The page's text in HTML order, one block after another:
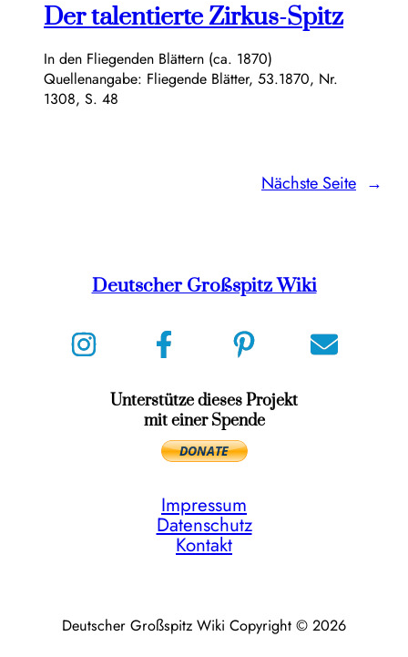
Der talentierte Zirkus-Spitz
In den Fliegenden Blättern (ca. 1870)
Quellenangabe: Fliegende Blätter, 53.1870, Nr.
1308, S. 48
Nächste Seite →
Deutscher Großspitz Wiki
Unterstütze dieses Projekt
mit einer Spende
Impressum
Datenschutz
Kontakt
Deutscher Großspitz Wiki Copyright © 2026